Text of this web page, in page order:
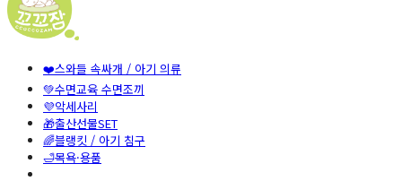
❤️스와들 속싸개 / 아기 의류
💚수면교육 수면조끼
💜악세사리
🎁출산선물SET
🌈블랭킷 / 아기 침구
🛁목욕·용품